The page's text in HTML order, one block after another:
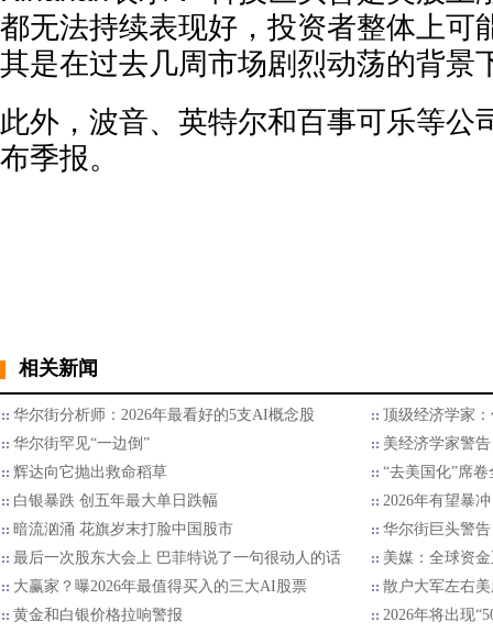
都无法持续表现好，投资者整体上可
其是在过去几周市场剧烈动荡的背景
此外，波音、英特尔和百事可乐等公
布季报。
相关新闻
华尔街分析师：2026年最看好的5支AI概念股
顶级经济学家
华尔街罕见“一边倒”
美经济学家警
辉达向它抛出救命稻草
“去美国化”席
白银暴跌 创五年最大单日跌幅
2026年有望暴
暗流汹涌 花旗岁末打脸中国股市
华尔街巨头警告
最后一次股东大会上 巴菲特说了一句很动人的话
美媒：全球资
大赢家？曝2026年最值得买入的三大AI股票
散户大军左右
黄金和白银价格拉响警报
2026年将出现